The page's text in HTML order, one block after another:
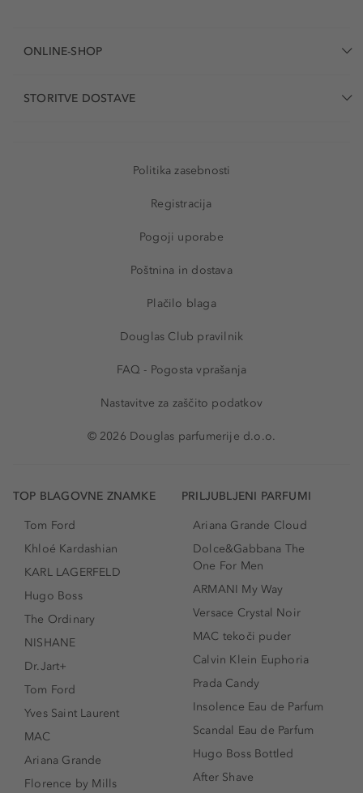
ONLINE-SHOP
STORITVE DOSTAVE
Politika zasebnosti
Registracija
Pogoji uporabe
Poštnina in dostava
Plačilo blaga
Douglas Club pravilnik
FAQ - Pogosta vprašanja
Nastavitve za zaščito podatkov
© 2026 Douglas parfumerije d.o.o.
TOP BLAGOVNE ZNAMKE
Tom Ford
Khloé Kardashian
KARL LAGERFELD
Hugo Boss
The Ordinary
NISHANE
Dr.Jart+
Tom Ford
Yves Saint Laurent
MAC
Ariana Grande
Florence by Mills
PRILJUBLJENI PARFUMI
Ariana Grande Cloud
Dolce&Gabbana The
One For Men
ARMANI My Way
Versace Crystal Noir
MAC tekoči puder
Calvin Klein Euphoria
Prada Candy
Insolence Eau de Parfum
Scandal Eau de Parfum
Hugo Boss Bottled
After Shave